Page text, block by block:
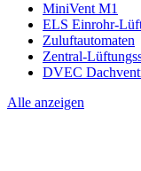
MiniVent M1
ELS Einrohr-
Zuluftautomaten
Zentral-
DVEC
Alle anzeigen